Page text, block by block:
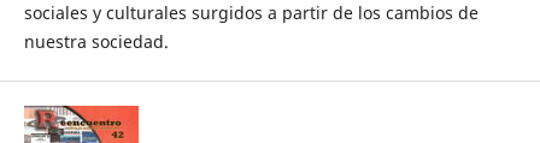
sociales y culturales surgidos a partir de los cambios de
nuestra sociedad.